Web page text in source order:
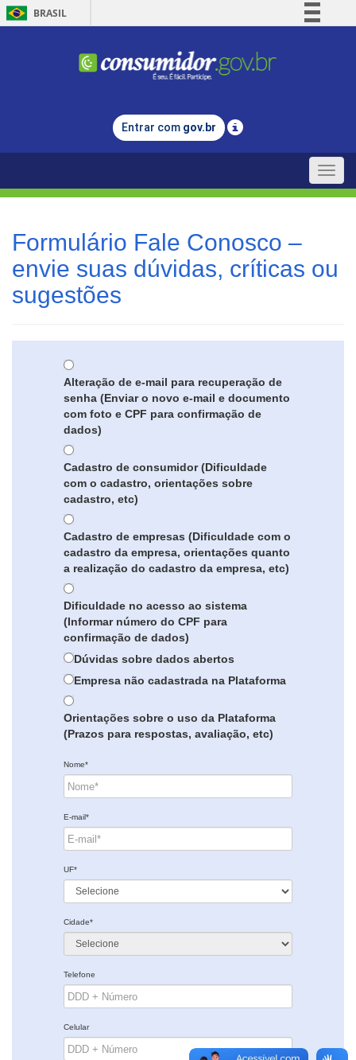
BRASIL
Comunica BR
Legislação
Entrar com gov.br
Toggle
Formulário Fale Conosco –
envie suas dúvidas, críticas ou
sugestões
Alteração de e-mail para recuperação de
senha (Enviar o novo e-mail e documento
com foto e CPF para confirmação de
dados)
Cadastro de consumidor (Dificuldade
com o cadastro, orientações sobre
cadastro, etc)
Cadastro de empresas (Dificuldade com o
cadastro da empresa, orientações quanto
a realização do cadastro da empresa, etc)
Dificuldade no acesso ao sistema
(Informar número do CPF para
confirmação de dados)
Dúvidas sobre dados abertos
Empresa não cadastrada na Plataforma
Orientações sobre o uso da Plataforma
(Prazos para respostas, avaliação, etc)
Nome*
E-mail*
UF*
Cidade*
Telefone
Celular